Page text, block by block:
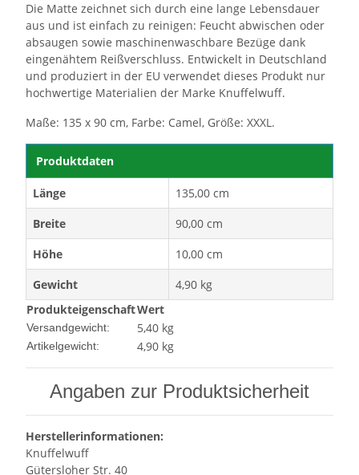
Die Matte zeichnet sich durch eine lange Lebensdauer
aus und ist einfach zu reinigen: Feucht abwischen oder
absaugen sowie maschinenwaschbare Bezüge dank
eingenähtem Reißverschluss. Entwickelt in Deutschland
und produziert in der EU verwendet dieses Produkt nur
hochwertige Materialien der Marke Knuffelwuff.
Maße: 135 x 90 cm, Farbe: Camel, Größe: XXXL.
Produktdaten
Länge
135,00 cm
Breite
90,00 cm
Höhe
10,00 cm
Gewicht
4,90 kg
ProdukteigenschaftWert
Versandgewicht: 5,40 kg
Artikelgewicht: 4,90 kg
Angaben zur Produktsicherheit
Herstellerinformationen:
Knuffelwuff
Gütersloher Str. 40